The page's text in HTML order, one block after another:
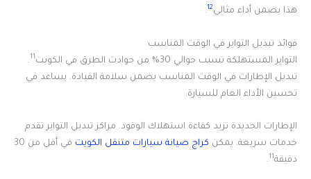
هذا يضمن أداء مثالي12
.
فوائد تبديل التواير في الوقت المناسب
التواير المستهلكة تسبب حوالي 30% من حوادث الطرق في الكويت
11
.
تبديل الإطارات في الوقت المناسب يضمن سلامة القيادة. يساعد في
تحسين الأداء العام للسيارة.
الإطارات الجديدة تزيد كفاءة استهلاك الوقود. مراكز تبديل التواير تقدم
خدمات سريعة. يمكن كراج صيانة سيارات متنقل الكويت
في أقل من 30
دقيقة11
.